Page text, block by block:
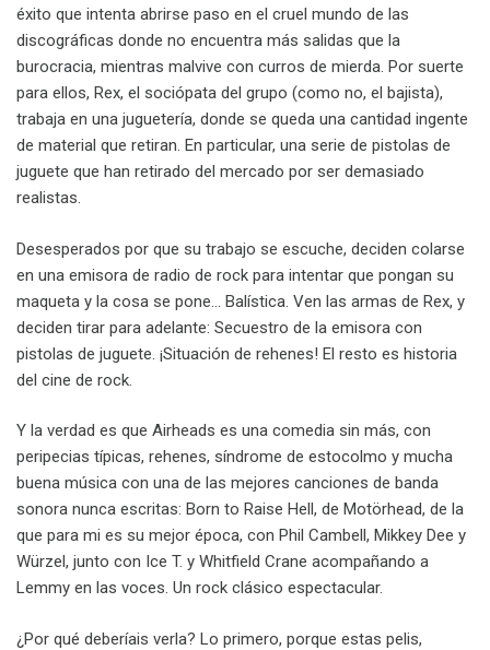
éxito que intenta abrirse paso en el cruel mundo de las
discográficas donde no encuentra más salidas que la
burocracia, mientras malvive con curros de mierda. Por suerte
para ellos, Rex, el sociópata del grupo (como no, el bajista),
trabaja en una juguetería, donde se queda una cantidad ingente
de material que retiran. En particular, una serie de pistolas de
juguete que han retirado del mercado por ser demasiado
realistas.
Desesperados por que su trabajo se escuche, deciden colarse
en una emisora de radio de rock para intentar que pongan su
maqueta y la cosa se pone… Balística. Ven las armas de Rex, y
deciden tirar para adelante: Secuestro de la emisora con
pistolas de juguete. ¡Situación de rehenes! El resto es historia
del cine de rock.
Y la verdad es que Airheads es una comedia sin más, con
peripecias típicas, rehenes, síndrome de estocolmo y mucha
buena música con una de las mejores canciones de banda
sonora nunca escritas: Born to Raise Hell, de Motörhead, de la
que para mi es su mejor época, con Phil Cambell, Mikkey Dee y
Würzel, junto con Ice T. y Whitfield Crane acompañando a
Lemmy en las voces. Un rock clásico espectacular.
¿Por qué deberíais verla? Lo primero, porque estas pelis,